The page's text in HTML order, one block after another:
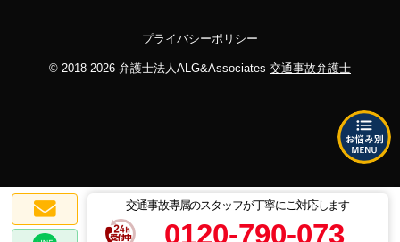
交通事故専属のスタッフが丁寧にご対応します
0120-790-073
プライバシーポリシー
© 2018-2026 弁護士法人ALG&Associates 交通事故弁護士